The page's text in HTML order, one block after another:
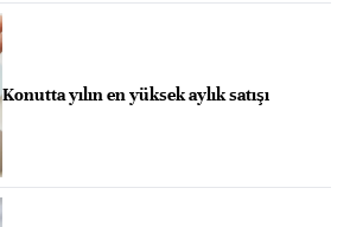
Konutta yılın en yüksek aylık satışı